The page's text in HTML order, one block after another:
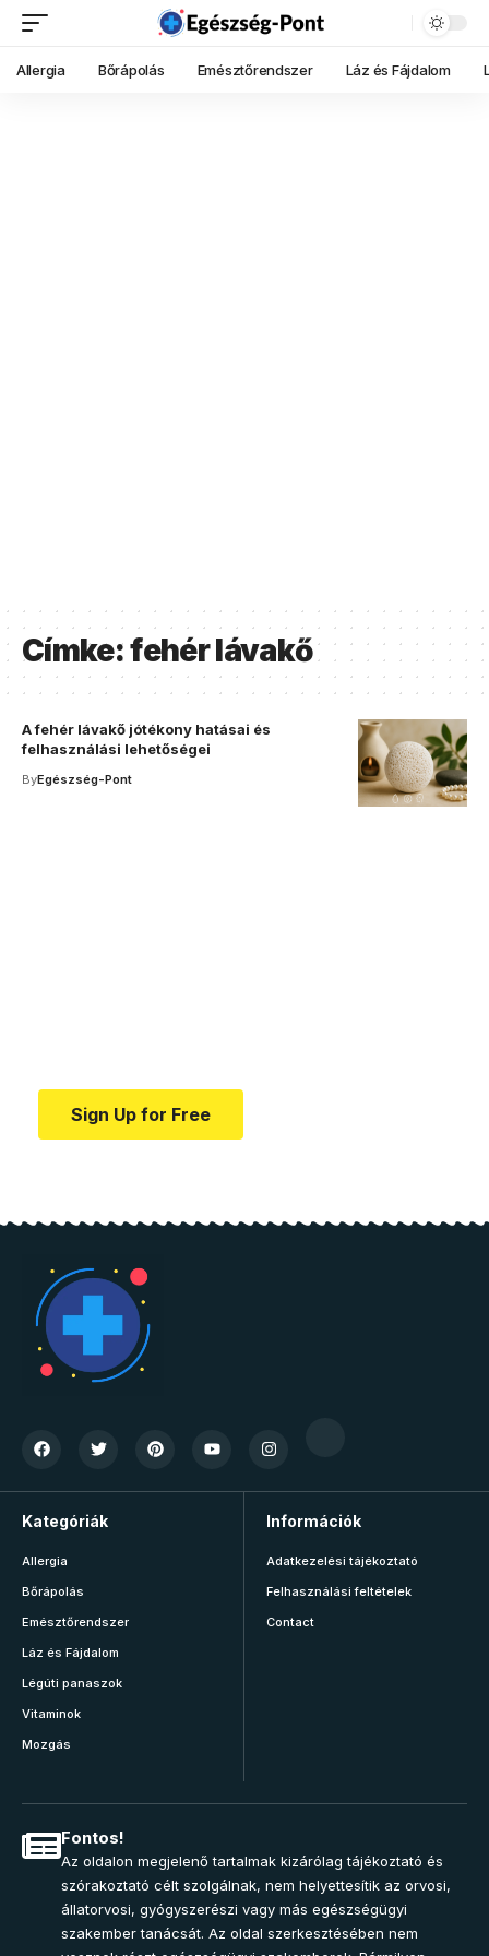
Allergia Bőrápolás Emésztőrendszer Láz és Fájdalom
Címke:fehér lávakő
A fehér lávakő jótékony hatásai és
felhasználási lehetőségei
ByEgészség-Pont
Sign Up for Free
Kategóriák
Allergia
Bőrápolás
Emésztőrendszer
Láz és Fájdalom
Légúti panaszok
Vitaminok
Mozgás
Információk
Adatkezelési tájékoztató
Felhasználási feltételek
Contact
Fontos!
Az oldalon megjelenő tartalmak kizárólag tájékoztató és
szórakoztató célt szolgálnak, nem helyettesítik az orvosi,
állatorvosi, gyógyszerészi vagy más egészségügyi
szakember tanácsát. Az oldal szerkesztésében nem